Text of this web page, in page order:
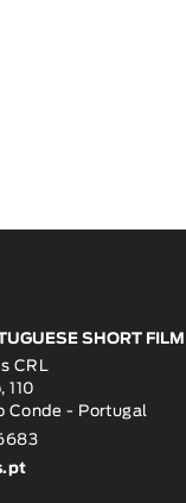
SHORT
CRL
110
Conde - Portugal